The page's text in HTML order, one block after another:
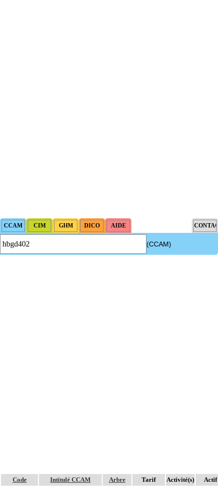
(CCAM)
Code Intitulé CCAM Arbre Tarif Activité(s) Actif